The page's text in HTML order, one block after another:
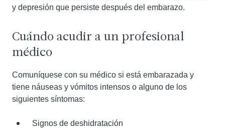
y depresión que persiste después del embarazo.
Cuándo acudir a un profesional
médico
Comuníquese con su médico si está embarazada y
tiene náuseas y vómitos intensos o alguno de los
siguientes síntomas:
Signos de deshidratación